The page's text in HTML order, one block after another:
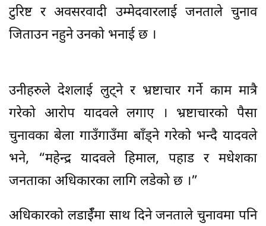
टुरिष्ट र अवसरवादी उम्मेदवारलाई जनताले चुनाव
जिताउन नहुने उनको भनाई छ ।
उनीहरुले देशलाई लुट्ने र भ्रष्टाचार गर्ने काम मात्रै
गरेको आरोप यादवले लगाए । भ्रष्टाचारको पैसा
चुनावका बेला गाउँगाउँमा बाँड्ने गरेको भन्दै यादवले
भने, “महेन्द्र यादवले हिमाल, पहाड र मधेशका
जनताका अधिकारका लागि लडेको छ ।”
अधिकारको लडाईँमा साथ दिने जनताले चुनावमा पनि